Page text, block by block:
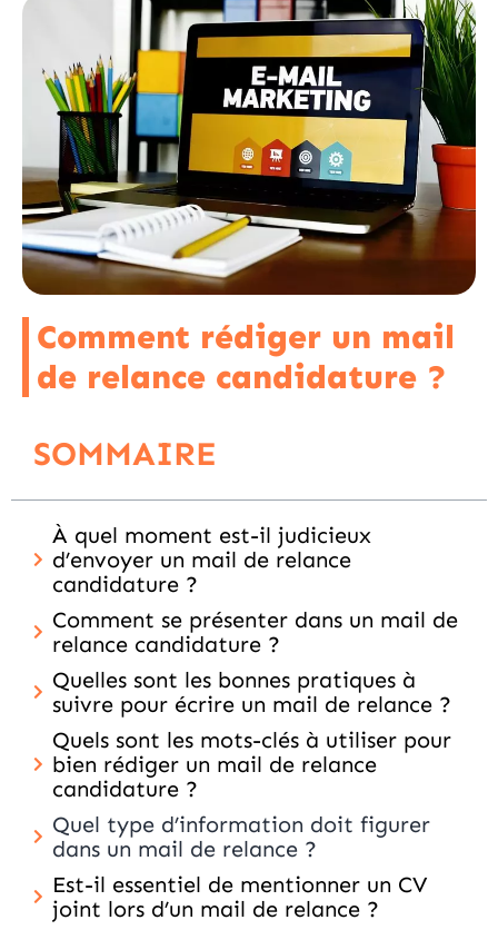
Comment rédiger un mail
de relance candidature ?
SOMMAIRE
À quel moment est-il judicieux
d’envoyer un mail de relance
candidature ?
Comment se présenter dans un mail de
relance candidature ?
Quelles sont les bonnes pratiques à
suivre pour écrire un mail de relance ?
Quels sont les mots-clés à utiliser pour
bien rédiger un mail de relance
candidature ?
Quel type d’information doit figurer
dans un mail de relance ?
Est-il essentiel de mentionner un CV
joint lors d’un mail de relance ?